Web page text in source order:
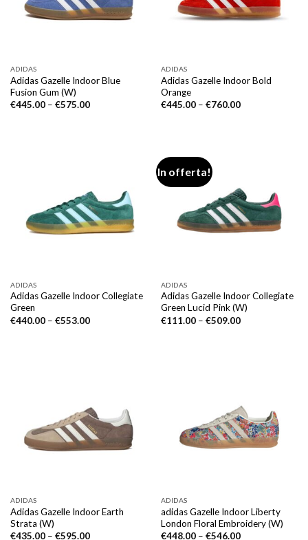
ADIDAS
Adidas Gazelle Indoor Blue
Fusion Gum (W)
€445.00– €575.00
ADIDAS
Adidas Gazelle Indoor Bold
Orange
€445.00– €760.00
ADIDAS
Adidas Gazelle Indoor Collegiate
Green
€440.00– €553.00
In offerta!
ADIDAS
Adidas Gazelle Indoor Collegiate
Green Lucid Pink (W)
€111.00– €509.00
ADIDAS
Adidas Gazelle Indoor Earth
Strata (W)
€435.00– €595.00
ADIDAS
adidas Gazelle Indoor Liberty
London Floral Embroidery (W)
€448.00– €546.00